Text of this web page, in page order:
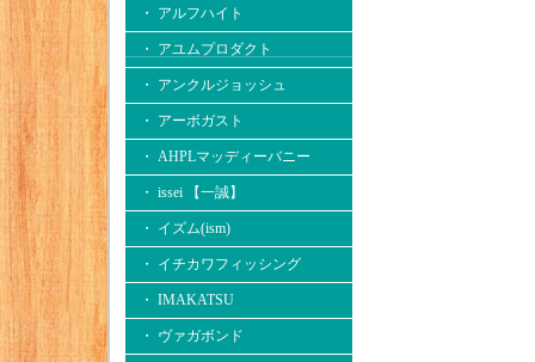
・ アルフハイト
・ アユムプロダクト
・ アンクルジョッシュ
・ アーボガスト
・ AHPLマッディーバニー
・ issei 【一誠】
・ イズム(ism)
・ イチカワフィッシング
・ IMAKATSU
・ ヴァガボンド